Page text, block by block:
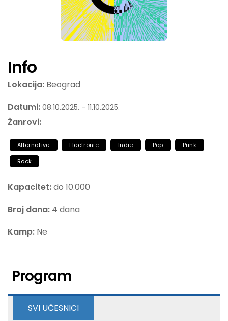
Info
Lokacija: Beograd
Datumi: 08.10.2025. - 11.10.2025.
Žanrovi:
Alternative Electronic Indie Pop
Punk
Rock
Kapacitet:do 10.000
Broj dana: 4 dana
Kamp: Ne
Program
SVI UČESNICI